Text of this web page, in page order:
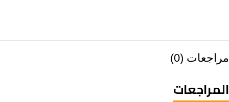
مراجعات (0)
المراجعات